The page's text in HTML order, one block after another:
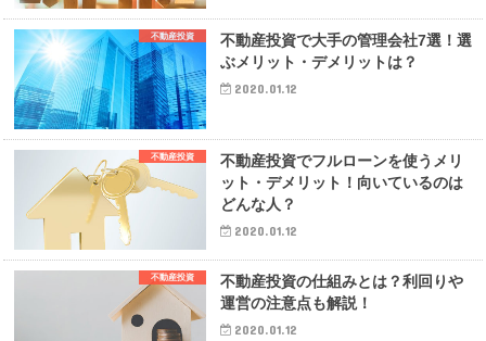
不動産投資
不動産投資で大手の管理会社7選！選
ぶメリット・デメリットは？
2020.01.12
不動産投資
不動産投資でフルローンを使うメリ
ット・デメリット！向いているのは
どんな人？
2020.01.12
不動産投資
不動産投資の仕組みとは？利回りや
運営の注意点も解説！
2020.01.12